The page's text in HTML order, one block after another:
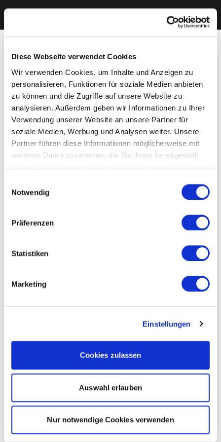
Diese Webseite verwendet Cookies
Wir verwenden Cookies, um Inhalte und Anzeigen zu
personalisieren, Funktionen für soziale Medien anbieten
zu können und die Zugriffe auf unsere Website zu
analysieren. Außerdem geben wir Informationen zu Ihrer
Verwendung unserer Website an unsere Partner für
soziale Medien, Werbung und Analysen weiter. Unsere
Partner führen diese Informationen möglicherweise mit
weiteren Daten zusammen, die Sie ihnen bereitgestellt
Cookies, wenn Sie unsere Webseite weiterhin nutzen.
Notwendig
Präferenzen
Statistiken
Marketing
Einstellungen
Cookies zulassen
Auswahl erlauben
Nur notwendige Cookies verwenden